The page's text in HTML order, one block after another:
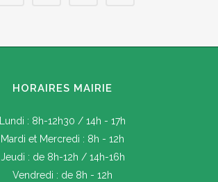
HORAIRES MAIRIE
Lundi : 8h-12h30 / 14h - 17h
Mardi et Mercredi : 8h - 12h
Jeudi : de 8h-12h / 14h-16h
Vendredi : de 8h - 12h